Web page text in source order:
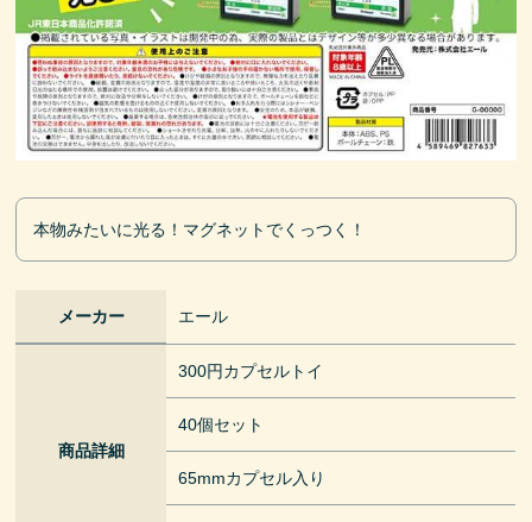
本物みたいに光る！マグネットでくっつく！
メーカー エール
商品詳細
300円カプセルトイ
40個セット
65mmカプセル入り